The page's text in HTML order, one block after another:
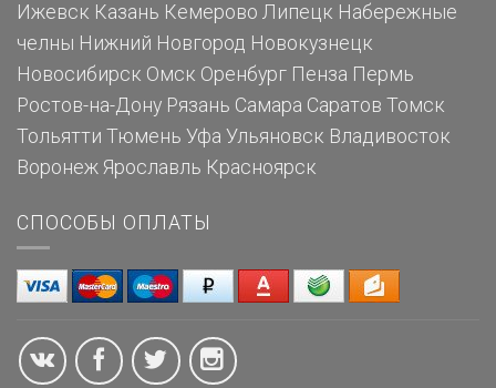
Ижевск Казань Кемерово Липецк Набережные
челны Нижний Новгород Новокузнецк
Новосибирск Омск Оренбург Пенза Пермь
Ростов-на-Дону Рязань Самара Саратов Томск
Тольятти Тюмень Уфа Ульяновск Владивосток
Воронеж Ярославль Красноярск
СПОСОБЫ ОПЛАТЫ